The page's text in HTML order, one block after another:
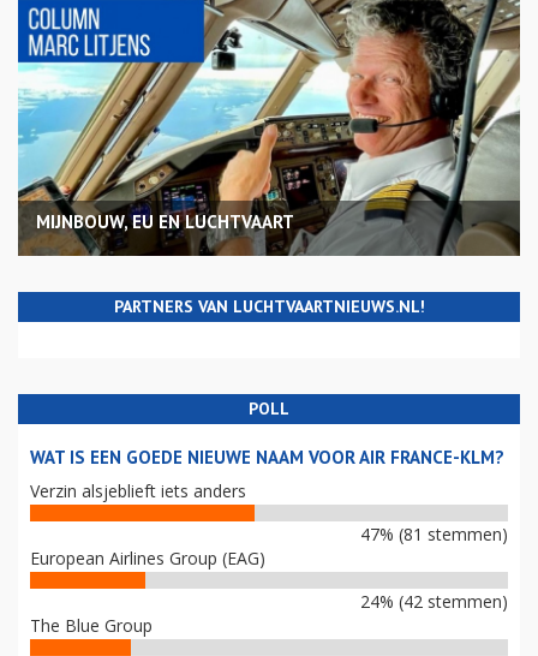
MIJNBOUW, EU EN LUCHTVAART
PARTNERS VAN LUCHTVAARTNIEUWS.NL!
POLL
WAT IS EEN GOEDE NIEUWE NAAM VOOR AIR FRANCE-KLM?
Verzin alsjeblieft iets anders
47% (81 stemmen)
European Airlines Group (EAG)
24% (42 stemmen)
The Blue Group